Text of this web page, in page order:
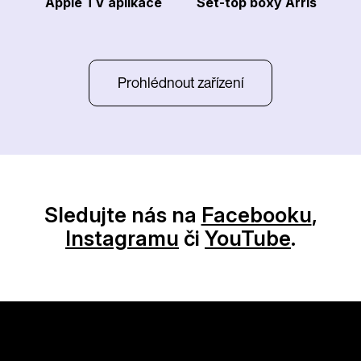
Prohlédnout zařízení
Sledujte nás na Facebooku,
Instagramu či YouTube.